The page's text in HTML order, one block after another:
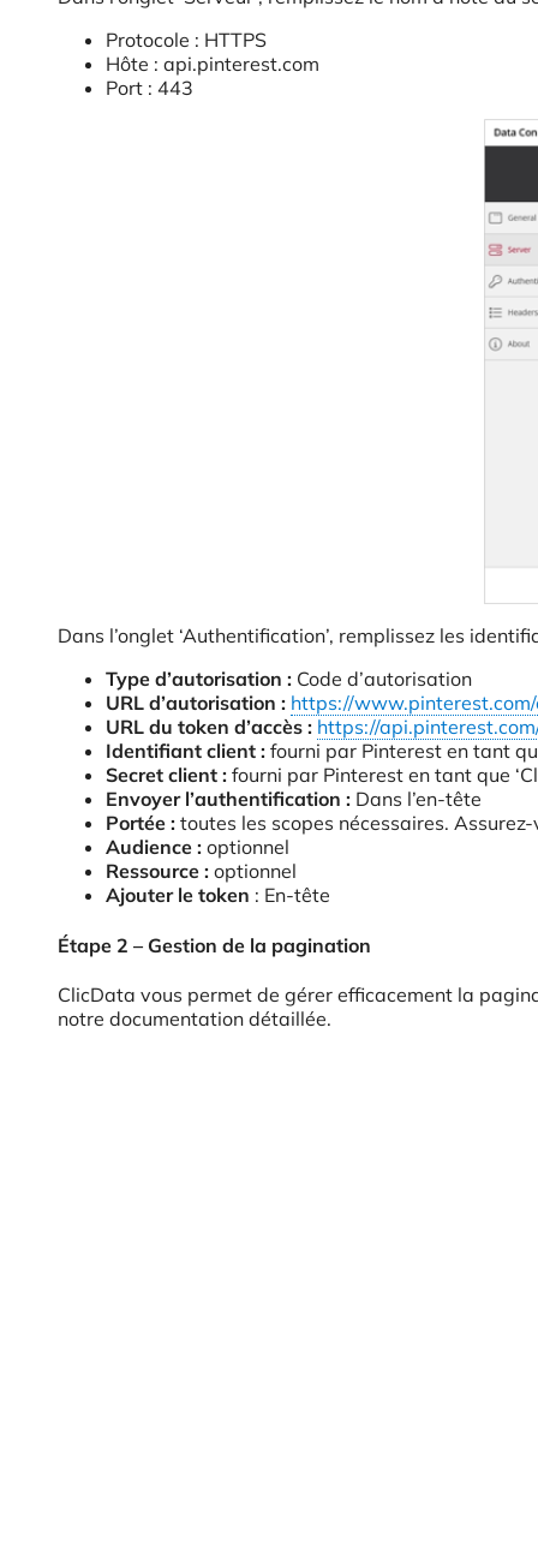
Protocole : HTTPS
Hôte : api.pinterest.com
Port : 443
Dans l’onglet ‘Authentification’, remplissez les
Type d’autorisation : Code d’autorisation
URL d’autorisation : https://
URL du token d’accès : https://
Identifiant client : fourni par Pinterest en tant
Secret client : fourni par Pinterest en tant que
Envoyer l’authentification : Dans l’en-tête
Portée : toutes les scopes nécessaires.
Audience : optionnel
Ressource : optionnel
Ajouter le token : En-tête
Étape 2 – Gestion de la pagination
ClicData vous permet de gérer efficacement la
notre documentation détaillée.